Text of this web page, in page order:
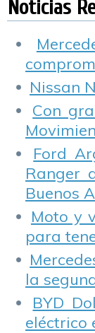
Noticias
Nissan
Con
Ford
Ranger
Buenos
Moto y
para
la
BYD
eléctrico